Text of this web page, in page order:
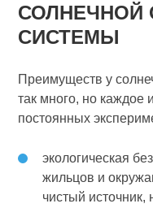
СОЛНЕЧНОЙ
СИСТЕМЫ
Преимуществ у
так много, но каждое
постоянных
экологическая
жильцов и
чистый